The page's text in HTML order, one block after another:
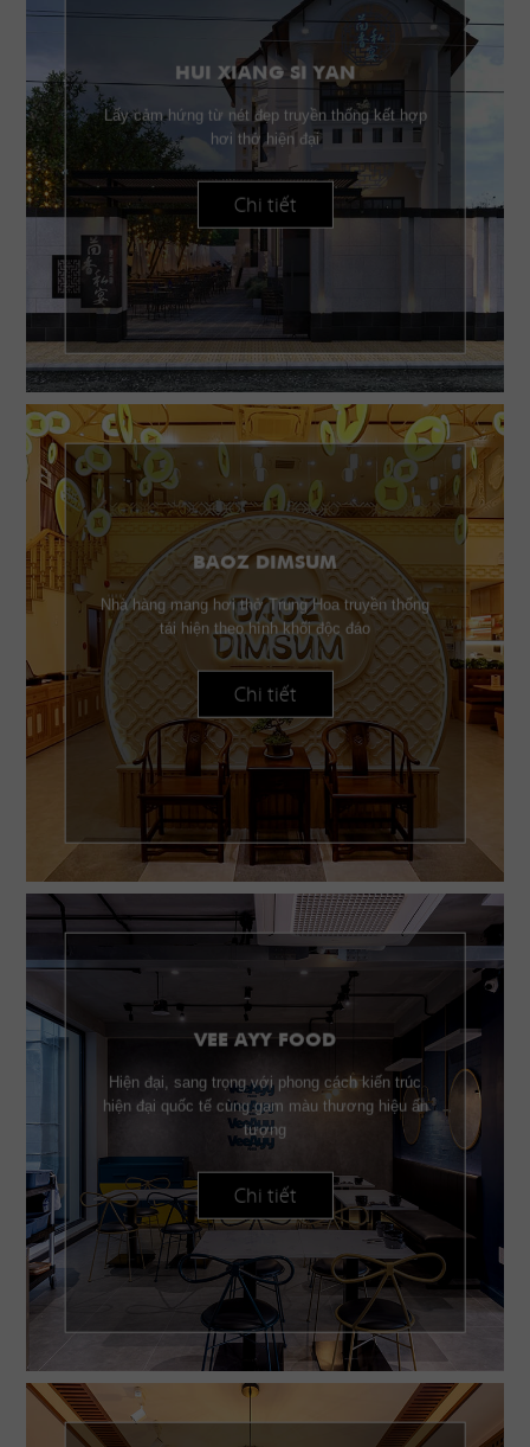
HUI XIANG SI YAN
Lấy cảm hứng từ nét đẹp truyền thống kết hợp
hơi thở hiện đại
Chi tiết
BAOZ DIMSUM
Nhà hàng mang hơi thở Trung Hoa truyền thống
tái hiện theo hình khối độc đáo
Chi tiết
VEE AYY FOOD
Hiện đại, sang trọng với phong cách kiến trúc
hiện đại quốc tế cùng gam màu thương hiệu ấn
tượng
Chi tiết